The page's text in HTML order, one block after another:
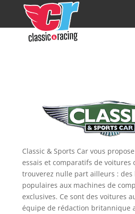
Classic & Sports Car vous
essais et comparatifs de voitures
trouverez nulle part ailleurs : des
populaires aux machines de
exclusives. Ce sont des voitures
équipe de rédaction britannique